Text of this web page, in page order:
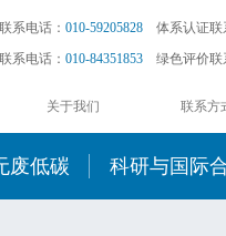
系电话： 010-59205828 体系认证联
系电话： 010-84351853 绿色评价联
联系方
关于我们
废低碳 科研与国际